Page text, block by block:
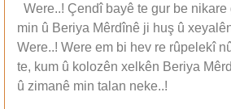
Were..! Çendî bayê te gur be
min û Beriya Mêrdînê ji huş û
Were..! Were em bi hev re rûpelekî
te, kum û kolozên xelkên Beriya
û zimanê min talan neke..!